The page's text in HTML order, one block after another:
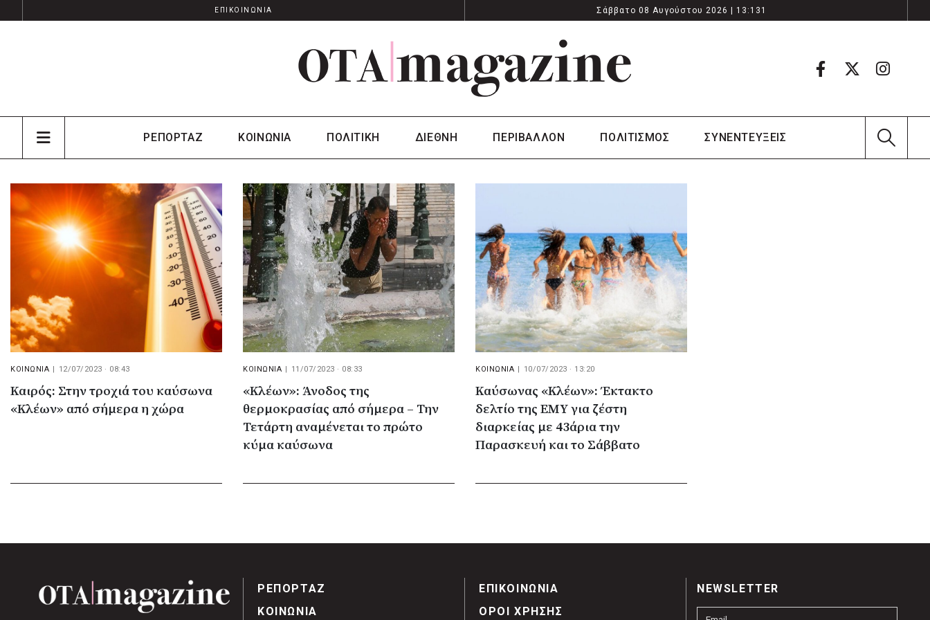
ΕΠΙΚΟΙΝΩΝΙΑ Σάββατο 08 Αυγούστου 2026 | 13:131
ΡΕΠΟΡΤΑΖ ΚΟΙΝΩΝΙΑ ΠΟΛΙΤΙΚΗ ΔΙΕΘΝΗ ΠΕΡΙΒΑΛΛΟΝ ΠΟΛΙΤΙΣΜΟΣ ΣΥΝΕΝΤΕΥΞΕΙΣ
ΚΟΙΝΩΝΙΑ | 12/07/2023 · 08:43
Καιρός: Στην τροχιά του καύσωνα
«Κλέων» από σήμερα η χώρα
ΚΟΙΝΩΝΙΑ | 11/07/2023 · 08:33
«Κλέων»: Άνοδος της
θερμοκρασίας από σήμερα – Την
Τετάρτη αναμένεται το πρώτο
κύμα καύσωνα
ΚΟΙΝΩΝΙΑ | 10/07/2023 · 13:20
Καύσωνας «Κλέων»: Έκτακτο
δελτίο της ΕΜΥ για ζέστη
διαρκείας με 43άρια την
Παρασκευή και το Σάββατο
ΡΕΠΟΡΤΑΖ
ΚΟΙΝΩΝΙΑ
ΕΠΙΚΟΙΝΩΝΙΑ
ΟΡΟΙ ΧΡΗΣΗΣ
NEWSLETTER